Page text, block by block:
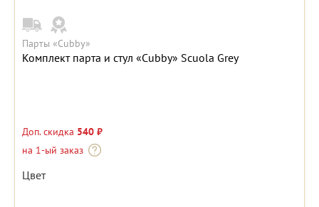
Парты «Cubby»
Комплект парта и стул «Cubby» Scuola Grey
Доп. скидка 540 ₽
на 1-ый заказ
Цвет